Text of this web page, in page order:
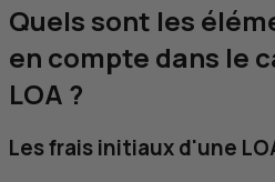
Quels sont les
en compte dans le
LOA ?
Les frais initiaux d'une